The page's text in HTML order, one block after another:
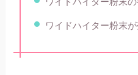
ワイドハイター粉末